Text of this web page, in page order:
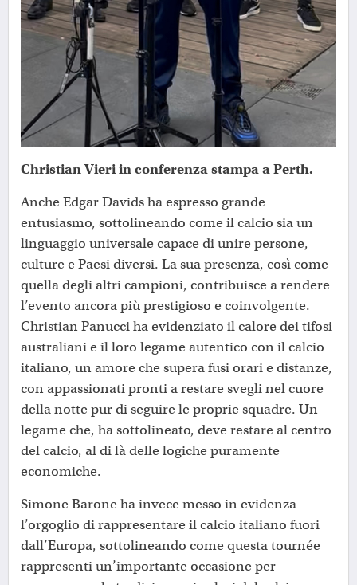
Christian Vieri in conferenza stampa a Perth.
Anche Edgar Davids ha espresso grande
entusiasmo, sottolineando come il calcio sia un
linguaggio universale capace di unire persone,
culture e Paesi diversi. La sua presenza, così come
quella degli altri campioni, contribuisce a rendere
l’evento ancora più prestigioso e coinvolgente.
Christian Panucci ha evidenziato il calore dei tifosi
australiani e il loro legame autentico con il calcio
italiano, un amore che supera fusi orari e distanze,
con appassionati pronti a restare svegli nel cuore
della notte pur di seguire le proprie squadre. Un
legame che, ha sottolineato, deve restare al centro
del calcio, al di là delle logiche puramente
economiche.
Simone Barone ha invece messo in evidenza
l’orgoglio di rappresentare il calcio italiano fuori
dall’Europa, sottolineando come questa tournée
rappresenti un’importante occasione per